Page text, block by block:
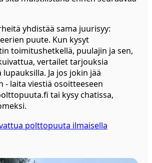
yhdistää sama juurisyy:
puute. Kun kysyt
toimitushetkellä, puulajin ja sen,
vertailet tarjouksia
Ja jos jokin jää
- laita viestiä osoitteeseen
tai kysy chatissa,
polttopuuta ilmaisella